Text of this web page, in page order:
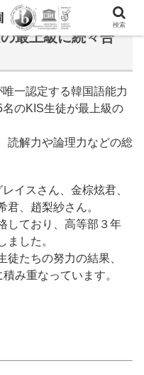
最上級に続々合
一認定する韓国語能力
のKIS生徒が最上級の
読解力や論理力などの総
イスさん、金棕炫君、
、趙梨紗さん。
しており、高等部３年
ました。
徒たちの努力の結果、
み重なっています。
検索